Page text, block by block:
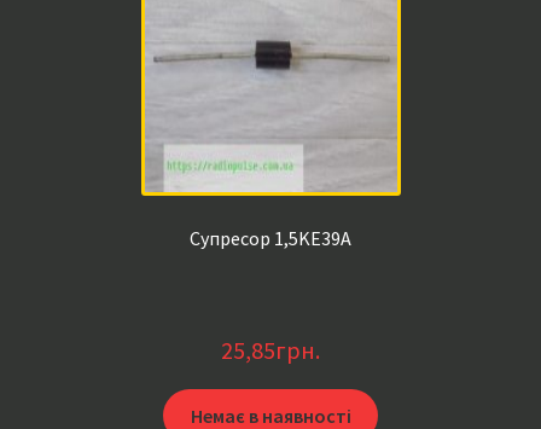
Супресор 1,5KE39A
25,85грн.
Немає в наявності